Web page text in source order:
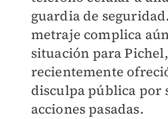
guardia de
metraje complica
situación para
recientemente
disculpa pública por
acciones pasadas.